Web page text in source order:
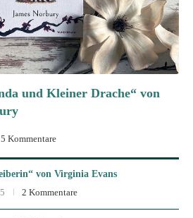
und Kleiner Drache“ von
5 Kommentare
von Virginia Evans
2 Kommentare